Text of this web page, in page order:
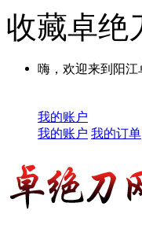
收藏卓绝
嗨，欢迎来到阳江
我的账户
我的账户 我的订单